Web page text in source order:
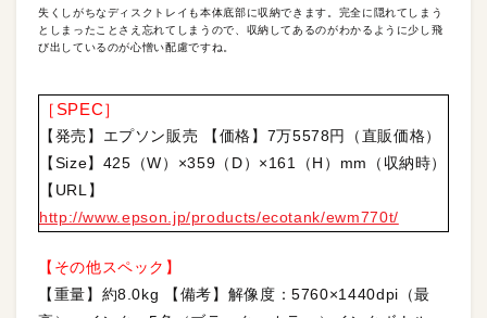
失くしがちなディスクトレイも本体底部に収納できます。完全に隠れてしまう
としまったことさえ忘れてしまうので、収納してあるのがわかるように少し飛
び出しているのが心憎い配慮ですね。
［SPEC］
【発売】エプソン販売 【価格】7万5578円（直販価格）
【Size】425（W）×359（D）×161（H）mm（収納時）
【URL】
http://www.epson.jp/products/ecotank/ewm770t/
【その他スペック】
【重量】約8.0kg 【備考】解像度：5760×1440dpi（最